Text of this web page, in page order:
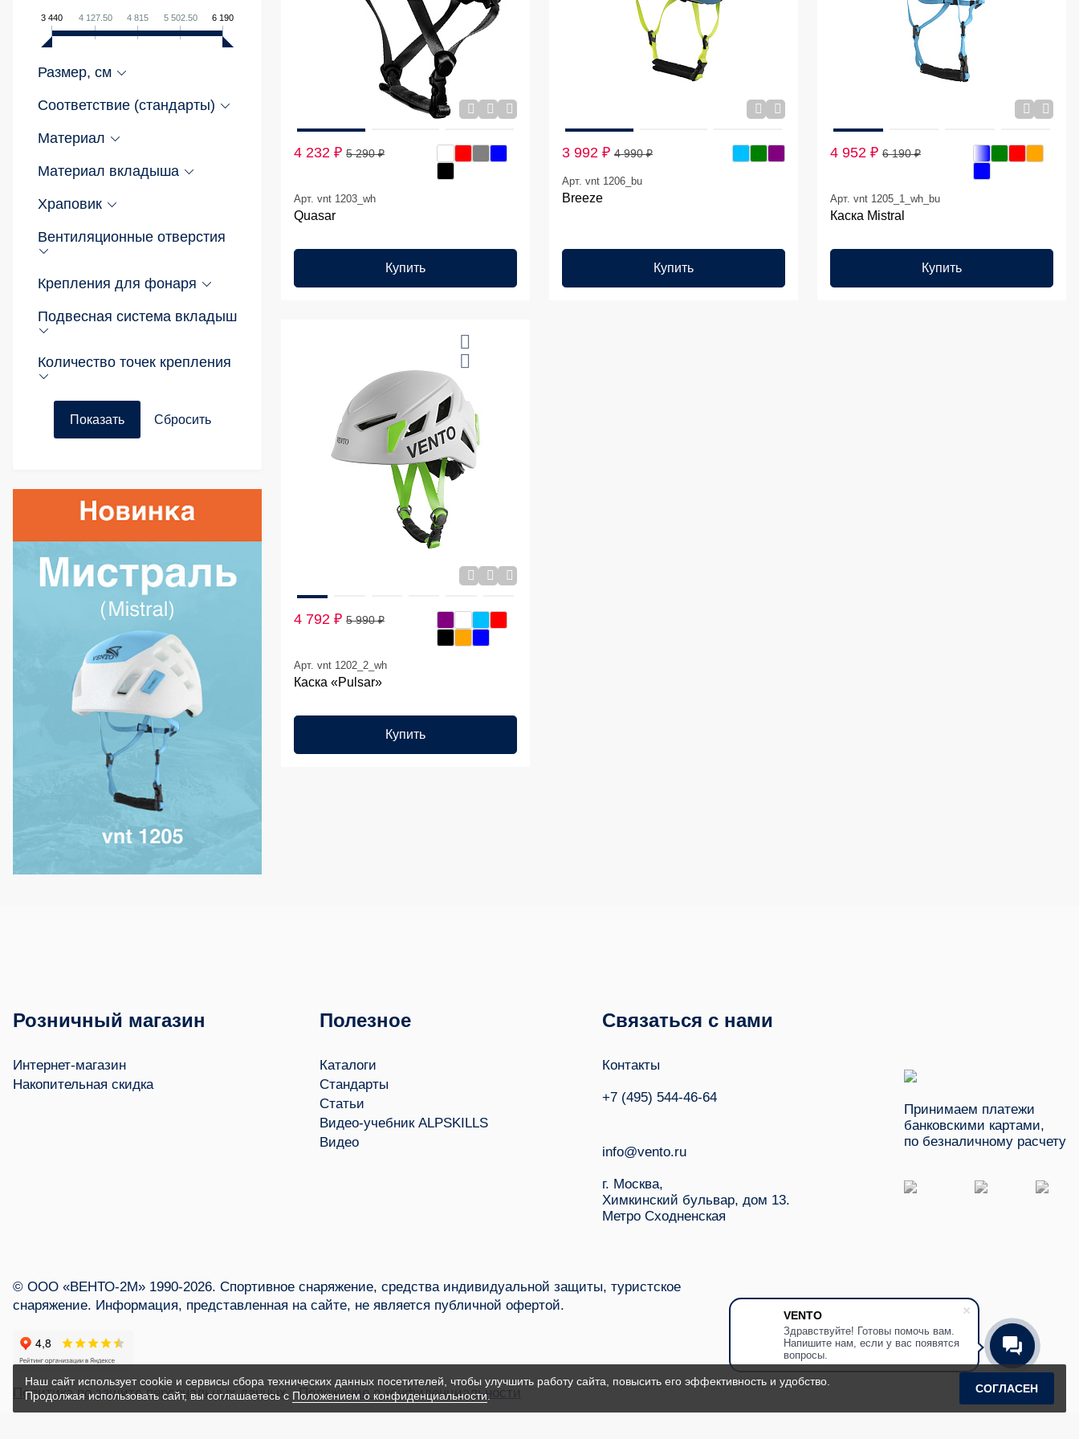
VENTO
Здравствуйте! Готовы помочь вам.
Напишите нам, если у вас появятся
вопросы.
3 440 4 127.50 4 815 5 502.50 6 190
Размер, см
Соответствие (стандарты)
Материал
Материал вкладыша
Храповик
Вентиляционные отверстия
Крепления для фонаря
Подвесная система вкладыш
Количество точек крепления
4 232 ₽ 5 290 ₽
Арт. vnt 1203_wh
Quasar
Купить
3 992 ₽ 4 990 ₽
Арт. vnt 1206_bu
Breeze
Купить
4 952 ₽ 6 190 ₽
Арт. vnt 1205_1_wh_bu
Каска Mistral
Купить
4 792 ₽ 5 990 ₽
Арт. vnt 1202_2_wh
Каска «Pulsar»
Купить
Розничный магазин
Интернет-магазин
Накопительная скидка
Полезное
Каталоги
Стандарты
Статьи
Видео-учебник ALPSKILLS
Видео
Связаться с нами
Контакты
+7 (495) 544-46-64
info@vento.ru
г. Москва,
Химкинский бульвар, дом 13.
Метро Сходненская
Принимаем платежи
банковскими картами,
по безналичному расчету
© ООО «ВЕНТО-2М» 1990-2026. Спортивное снаряжение, средства индивидуальной защиты, туристское
снаряжение. Информация, представленная на сайте, не является публичной офертой.
Политика по защите персональных данных Положение о конфиденциальности
Наш сайт использует cookie и сервисы сбора технических данных посетителей, чтобы улучшить работу сайта, повысить его эффективность и удобство.
Продолжая использовать сайт, вы соглашаетесь с Положением о конфиденциальности.
СОГЛАСЕН